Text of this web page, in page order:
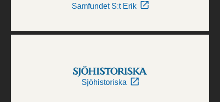
Samfundet S:t Erik
Sjöhistoriska